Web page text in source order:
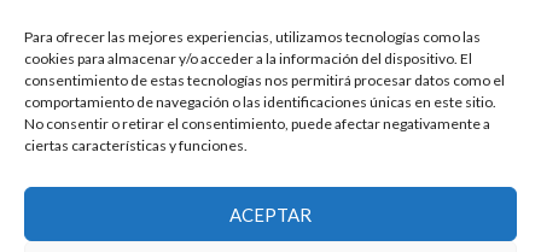
Para ofrecer las mejores experiencias, utilizamos tecnologías como las
cookies para almacenar y/o acceder a la información del dispositivo. El
consentimiento de estas tecnologías nos permitirá procesar datos como el
comportamiento de navegación o las identificaciones únicas en este sitio.
No consentir o retirar el consentimiento, puede afectar negativamente a
ciertas características y funciones.
ACEPTAR
Publicado en: Sin categoría
del Gobierno de Aragón